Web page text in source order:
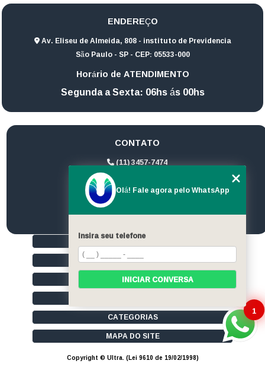
ENDEREÇO
Av. Eliseu de Almeida, 808 - instituto de Previdencia
São Paulo - SP - CEP: 05533-000
Horário de ATENDIMENTO
Segunda a Sexta: 06hs ás 00hs
CONTATO
(11) 3457-7474
(11) 94172-1974
contato@ultrageradores.com
HOME
QUEM SOMOS
SERVIÇOS
CATEGORIAS
MAPA DO SITE
Copyright © Ultra. (Lei 9610 de 19/02/1998)
1
Olá! Fale agora pelo WhatsApp
Insira seu telefone
INICIAR CONVERSA